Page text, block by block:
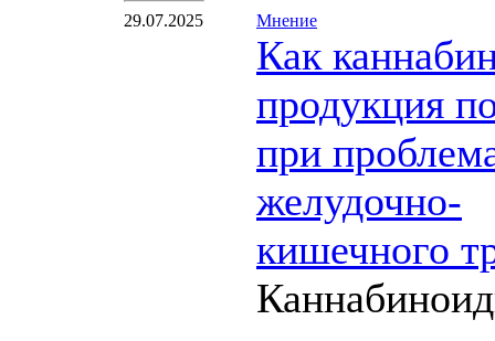
29.07.2025 Мнение
Как
продукция
при
желудочно-
кишечного